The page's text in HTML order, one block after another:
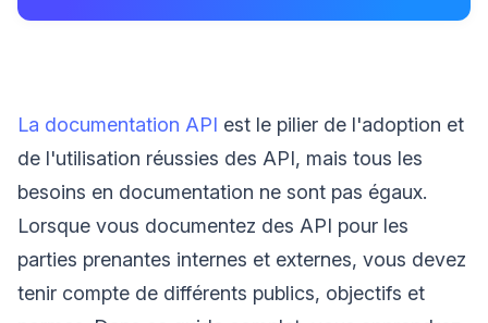
La documentation API est le pilier de l'adoption et
de l'utilisation réussies des API, mais tous les
besoins en documentation ne sont pas égaux.
Lorsque vous documentez des API pour les
parties prenantes internes et externes, vous devez
tenir compte de différents publics, objectifs et